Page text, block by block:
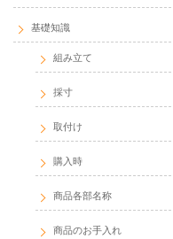
基礎知識
組み立て
採寸
取付け
購入時
商品各部名称
商品のお手入れ